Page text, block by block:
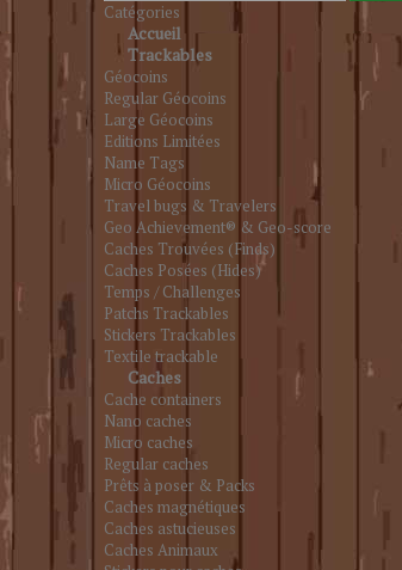
Catégories
Accueil
Trackables
Géocoins
Regular Géocoins
Large Géocoins
Editions Limitées
Name Tags
Micro Géocoins
Travel bugs & Travelers
Geo Achievement® & Geo-score
Caches Trouvées (Finds)
Caches Posées (Hides)
Temps / Challenges
Patchs Trackables
Stickers Trackables
Textile trackable
Caches
Cache containers
Nano caches
Micro caches
Regular caches
Prêts à poser & Packs
Caches magnétiques
Caches astucieuses
Caches Animaux